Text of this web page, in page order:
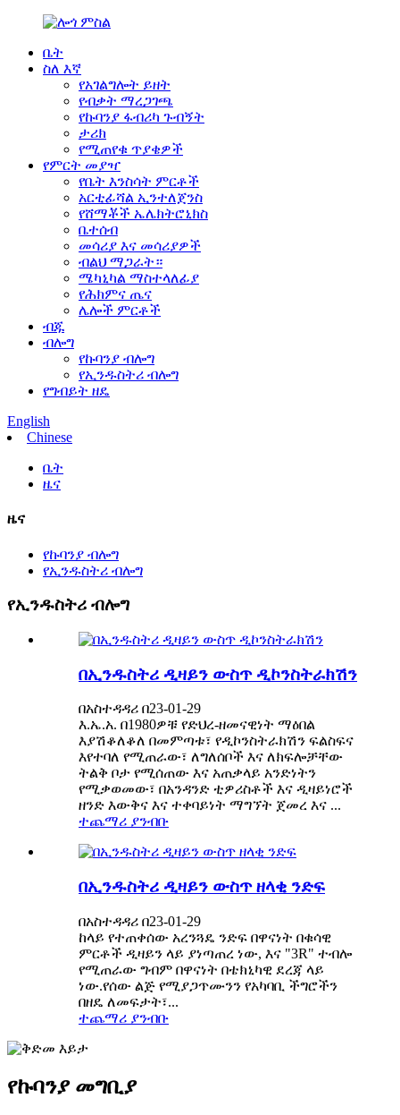
ቤት
ስለ እኛ
የአገልግሎት ይዘት
የብቃት ማረጋገጫ
የኩባንያ ፋብሪካ ጉብኝት
ታሪክ
የሚጠየቁ ጥያቄዎች
የምርት መያዣ
የቤት እንስሳት ምርቶች
አርቲፊሻል ኢንተለጀንስ
የሸማቾች ኤሌክትሮኒክስ
ቤተሰብ
መሳሪያ እና መሳሪያዎች
ብልህ ማጋራት።
ሜካኒካል ማስተላለፊያ
የሕክምና ጤና
ሌሎች ምርቶች
ብጁ
ብሎግ
የኩባንያ ብሎግ
የኢንዱስትሪ ብሎግ
የግብይት ዘዴ
English
Chinese
ቤት
ዜና
ዜና
የኩባንያ ብሎግ
የኢንዱስትሪ ብሎግ
የኢንዱስትሪ ብሎግ
በኢንዱስትሪ ዲዛይን ውስጥ ዲኮንስትራክሽን
በአስተዳዳሪ በ23-01-29
እ.ኤ.አ. በ1980ዎቹ የድህረ-ዘመናዊነት ማዕበል
እያሽቆለቆለ በመምጣቱ፣ የዲኮንስትራክሽን ፍልስፍና
እየተባለ የሚጠራው፣ ለግለሰቦች እና ለክፍሎቻቸው
ትልቅ ቦታ የሚሰጠው እና አጠቃላይ አንድነትን
የሚቃወመው፣ በአንዳንድ ቲዎሪስቶች እና ዲዛይነሮች
ዘንድ እውቅና እና ተቀባይነት ማግኘት ጀመረ እና ...
ተጨማሪ ያንብቡ
በኢንዱስትሪ ዲዛይን ውስጥ ዘላቂ ንድፍ
በአስተዳዳሪ በ23-01-29
ከላይ የተጠቀሰው አረንጓዴ ንድፍ በዋናነት በቁሳዊ
ምርቶች ዲዛይን ላይ ያነጣጠረ ነው, እና "3R" ተብሎ
የሚጠራው ግብም በዋናነት በቴክኒካዊ ደረጃ ላይ
ነው.የሰው ልጅ የሚያጋጥሙንን የአካባቢ ችግሮችን
በዘዴ ለመፍታት፣...
ተጨማሪ ያንብቡ
የኩባንያ መግቢያ